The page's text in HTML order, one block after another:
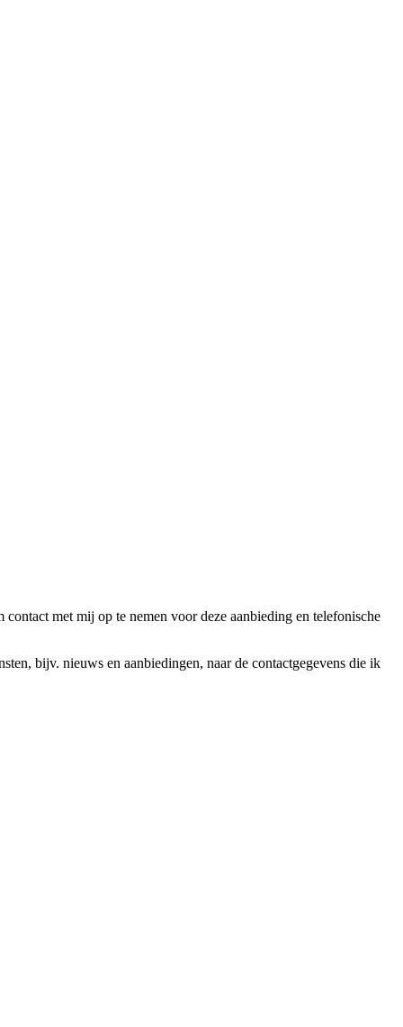
met mij op te nemen voor deze aanbieding en telefonische
bijv. nieuws en aanbiedingen, naar de contactgegevens die ik